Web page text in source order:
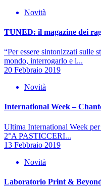
Novità
TUNED: il magazine dei
“Per essere sintonizzati sulle
mondo, interrogarlo e l...
20 Febbraio 2019
Novità
International Week –
Ultima International Week
2°A PASTICCERI...
13 Febbraio 2019
Novità
Laboratorio Print &